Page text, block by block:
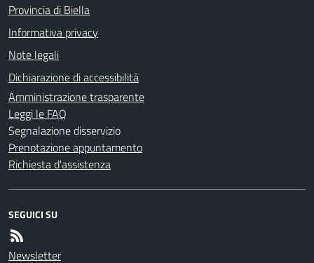
Provincia di Biella
Informativa privacy
Note legali
Dichiarazione di accessibilità
Amministrazione trasparente
Leggi le FAQ
Segnalazione disservizio
Prenotazione appuntamento
Richiesta d'assistenza
SEGUICI SU
Newsletter